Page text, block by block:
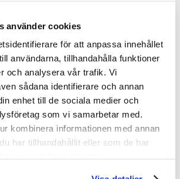
använder cookies
för att anpassa innehållet
användarna, tillhandahålla funktioner
och analysera vår trafik. Vi
sådana identifierare och annan
enhet till de sociala medier och
som vi samarbetar med.
kombinera informationen med annan
har tillhandahållit eller som de har